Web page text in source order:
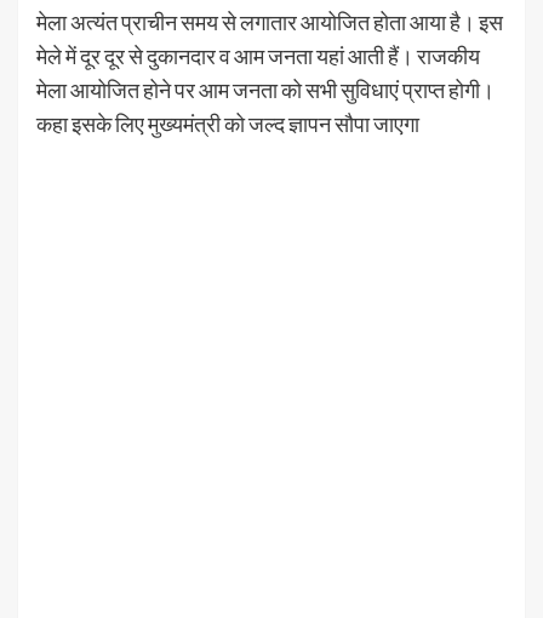
मेला अत्यंत प्राचीन समय से लगातार आयोजित होता आया है। इस
मेले में दूर दूर से दुकानदार व आम जनता यहां आती हैं। राजकीय
मेला आयोजित होने पर आम जनता को सभी सुविधाएं प्राप्त होगी।
कहा इसके लिए मुख्यमंत्री को जल्द ज्ञापन सौपा जाएगा